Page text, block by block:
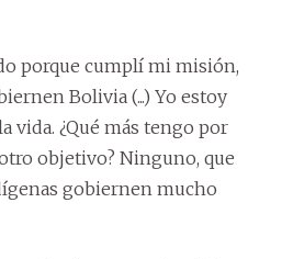
porque cumplí mi misión,
Bolivia (...) Yo estoy
vida. ¿Qué más tengo por
otro objetivo? Ninguno, que
gobiernen mucho